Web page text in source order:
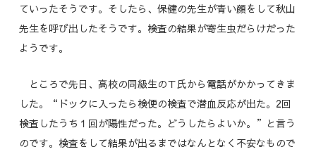
ていったそうです。そしたら、保健の先生が青い顔をして秋山
先生を呼び出したそうです。検査の結果が寄生虫だらけだった
ようです。
ところで先日、高校の同級生のＴ氏から電話がかかってきま
した。“ドックに入ったら検便の検査で潜血反応が出た。2回
検査したうち１回が陽性だった。どうしたらよいか。”と言う
のです。検査をして結果が出るまではなんとなく不安なもので